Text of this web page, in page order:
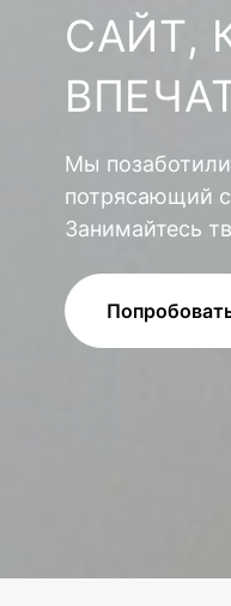
САЙТ,
Мы
потрясающий
Занимайтесь